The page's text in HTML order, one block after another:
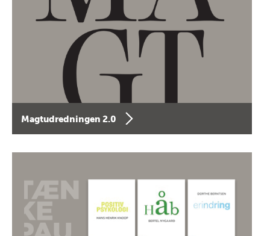
Magtudredningen 2.0